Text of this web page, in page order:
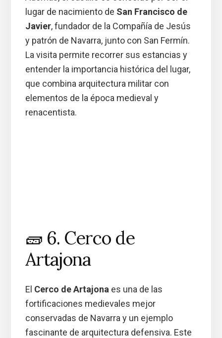
lugar de nacimiento de San Francisco de
Javier, fundador de la Compañía de Jesús
y patrón de Navarra, junto con San Fermín.
La visita permite recorrer sus estancias y
entender la importancia histórica del lugar,
que combina arquitectura militar con
elementos de la época medieval y
renacentista.
🧱 6. Cerco de
Artajona
El Cerco de Artajona es una de las
fortificaciones medievales mejor
conservadas de Navarra y un ejemplo
fascinante de arquitectura defensiva. Este